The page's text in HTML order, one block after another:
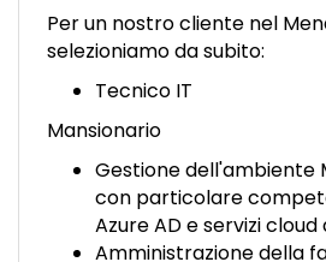
FR
IT
DE
Per un nostro cliente nel
selezioniamo da subito:
Tecnico IT
Mansionario
Gestione dell'ambiente
con particolare
Azure AD e servizi
Amministrazione della